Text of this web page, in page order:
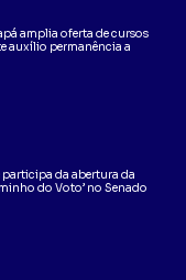
amplia oferta de cursos
auxílio permanência a
da abertura da
do Voto’ no Senado